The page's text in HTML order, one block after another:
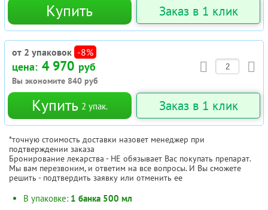
Купить Заказ в 1 клик
от 2 упаковок -8%
цена: 4 970 руб
Вы экономите 840 руб
Купить 2 упак. Заказ в 1 клик
*точную стоимость доставки назовет менеджер при
подтверждении заказа
Бронирование лекарства - НЕ обязывает Вас покупать препарат.
Мы вам перезвоним, и ответим на все вопросы. И Вы сможете
решить - подтвердить заявку или отменить ее
В упаковке: 1 банка 500 мл